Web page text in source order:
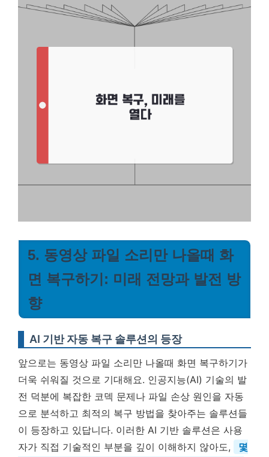
5. 동영상 파일 소리만 나올때 화
면 복구하기: 미래 전망과 발전 방
향
AI 기반 자동 복구 솔루션의 등장
앞으로는 동영상 파일 소리만 나올때 화면 복구하기가
더욱 쉬워질 것으로 기대해요. 인공지능(AI) 기술의 발
전 덕분에 복잡한 코덱 문제나 파일 손상 원인을 자동
으로 분석하고 최적의 복구 방법을 찾아주는 솔루션들
이 등장하고 있답니다. 이러한 AI 기반 솔루션은 사용
자가 직접 기술적인 부분을 깊이 이해하지 않아도,
몇